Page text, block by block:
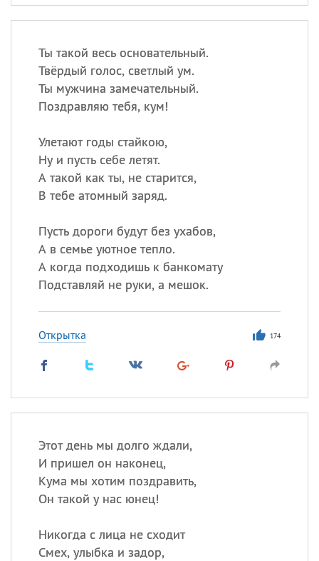
Ты такой весь основательный.
Твёрдый голос, светлый ум.
Ты мужчина замечательный.
Поздравляю тебя, кум!
Улетают годы стайкою,
Ну и пусть себе летят.
А такой как ты, не старится,
В тебе атомный заряд.
Пусть дороги будут без ухабов,
А в семье уютное тепло.
А когда подходишь к банкомату
Подставляй не руки, а мешок.
Открытка 174
Этот день мы долго ждали,
И пришел он наконец,
Кума мы хотим поздравить,
Он такой у нас юнец!
Никогда с лица не сходит
Смех, улыбка и задор,